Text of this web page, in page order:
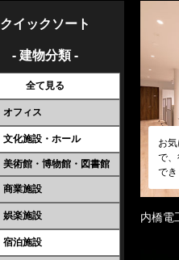
クイックソート
- 建物分類 -
全て見る
オフィス
文化施設・ホール
美術館・博物館・図書館
商業施設
娯楽施設
宿泊施設
お
で
で
内橋電